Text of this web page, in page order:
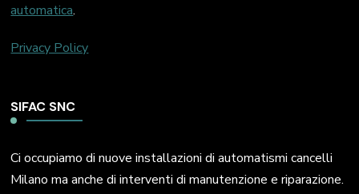
automatica.
Privacy Policy
SIFAC SNC
Ci occupiamo di nuove installazioni di automatismi cancelli
Milano ma anche di interventi di manutenzione e riparazione.